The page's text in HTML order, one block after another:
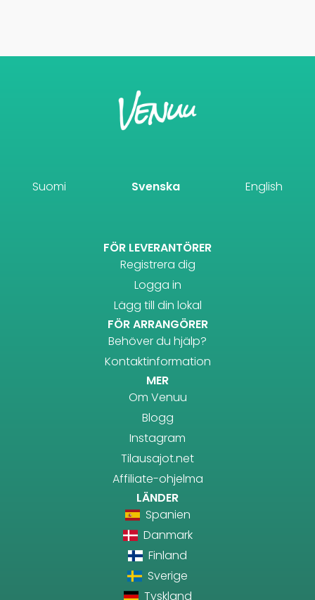
Suomi Svenska English
FÖR LEVERANTÖRER
Registrera dig
Logga in
Lägg till din lokal
FÖR ARRANGÖRER
Behöver du hjälp?
Kontaktinformation
MER
Om Venuu
Blogg
Instagram
Tilausajot.net
Affiliate-ohjelma
LÄNDER
Spanien
Danmark
Finland
Sverige
Tyskland